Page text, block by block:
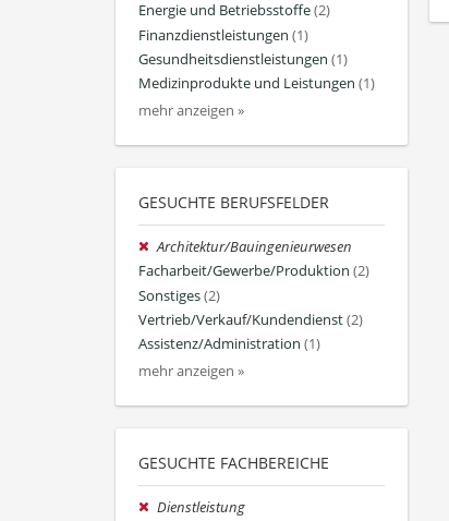
Energie und Betriebsstoffe(2)
Finanzdienstleistungen (1)
Gesundheitsdienstleistungen (1)
Medizinprodukte und Leistungen (1)
mehr anzeigen »
GESUCHTE BERUFSFELDER
Architektur/Bauingenieurwesen
Facharbeit/Gewerbe/Produktion (2)
Sonstiges(2)
Vertrieb/Verkauf/Kundendienst(2)
Assistenz/Administration (1)
mehr anzeigen »
GESUCHTE FACHBEREICHE
Dienstleistung